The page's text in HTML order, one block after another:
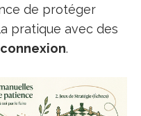
de protéger
pratique avec des
.